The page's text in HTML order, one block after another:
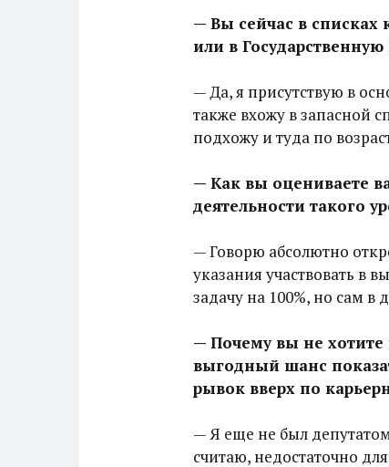
— Вы сейчас в списках
или в
— Да, я присутствую в
также вхожу в запасной
подхожу и туда по
— Как вы оцениваете
деятельности такого
— Говорю абсолютно
указания участвовать в
задачу на 100%, но сам в
— Почему вы не хотите
выгодный шанс
рывок вверх по
— Я еще не был
считаю, недостаточно